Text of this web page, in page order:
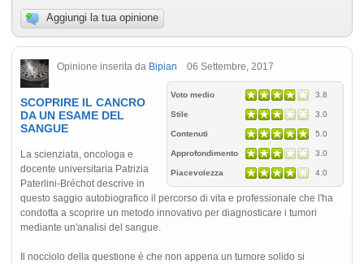
Aggiungi la tua opinione
Opinione inserita da Bipian 06 Settembre, 2017
Voto medio 3.8
Stile 3.0
Contenuti 5.0
Approfondimento 3.0
Piacevolezza 4.0
SCOPRIRE IL CANCRO
DA UN ESAME DEL
SANGUE
La scienziata, oncologa e
docente universitaria Patrizia
Paterlini-Bréchot descrive in
questo saggio autobiografico il percorso di vita e professionale che l'ha
condotta a scoprire un metodo innovativo per diagnosticare i tumori
mediante un'analisi del sangue.
Il nocciolo della questione è che non appena un tumore solido si